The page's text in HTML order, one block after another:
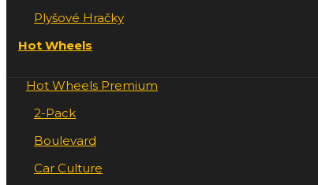
Plyšové Hračky
Hot Wheels
Hot Wheels Premium
2-Pack
Boulevard
Car Culture